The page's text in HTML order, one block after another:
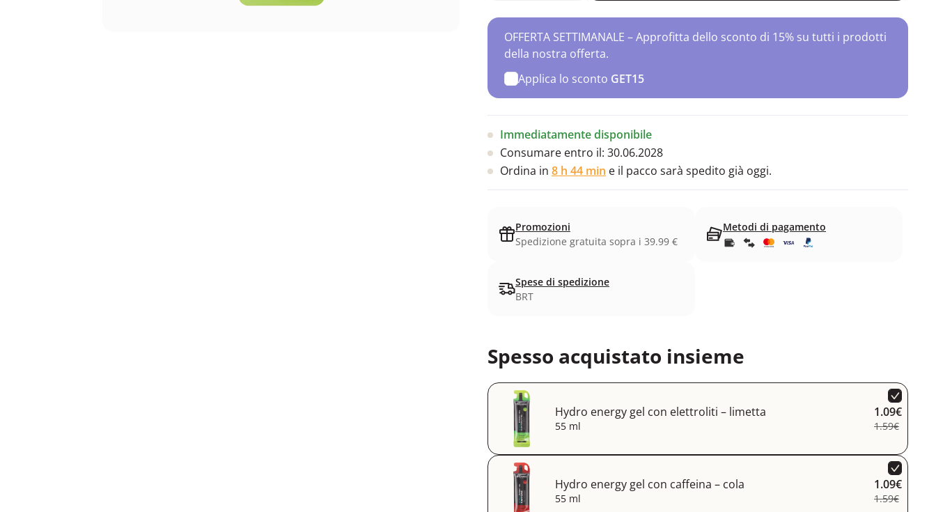
OFFERTA SETTIMANALE – Approfitta dello sconto di 15% su tutti i prodotti
della nostra offerta.
Applica lo sconto GET15
Immediatamente disponibile
Consumare entro il: 30.06.2028
Ordina in 8 h 44 min e il pacco sarà spedito già oggi.
Promozioni
Spedizione gratuita sopra i 39.99 €
Metodi di pagamento
Spese di spedizione
BRT
Spesso acquistato insieme
Hydro energy gel con elettroliti – limetta
55 ml
1.09€
1.59€
Hydro energy gel con caffeina – cola
55 ml
1.09€
1.59€